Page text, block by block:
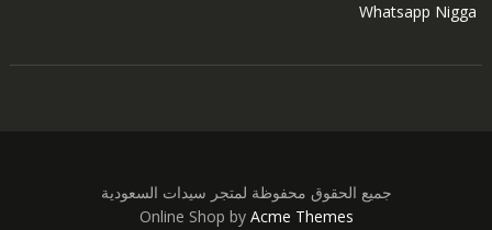
Whatsapp Nigga
جميع الحقوق محفوظة لمتجر سيدات السعودية
Online Shop by Acme Themes